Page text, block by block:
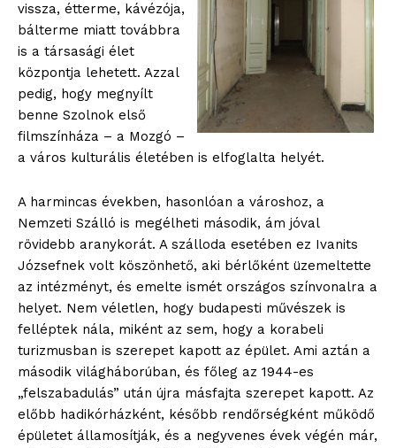
vissza, étterme, kávézója,
bálterme miatt továbbra
is a társasági élet
központja lehetett. Azzal
pedig, hogy megnyílt
benne Szolnok első
filmszínháza – a Mozgó –
a város kulturális életében is elfoglalta helyét.
A harmincas években, hasonlóan a városhoz, a
Nemzeti Szálló is megélheti második, ám jóval
rövidebb aranykorát. A szálloda esetében ez Ivanits
Józsefnek volt köszönhető, aki bérlőként üzemeltette
az intézményt, és emelte ismét országos színvonalra a
helyet. Nem véletlen, hogy budapesti művészek is
felléptek nála, miként az sem, hogy a korabeli
turizmusban is szerepet kapott az épület. Ami aztán a
második világháborúban, és főleg az 1944-es
„felszabadulás” után újra másfajta szerepet kapott. Az
előbb hadikórházként, később rendőrségként működő
épületet államosítják, és a negyvenes évek végén már,